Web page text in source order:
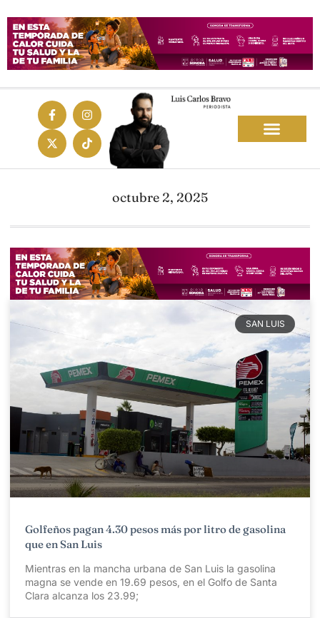
octubre 2, 2025
SAN LUIS
Golfeños pagan 4.30 pesos más por litro de gasolina
que en San Luis
Mientras en la mancha urbana de San Luis la gasolina
magna se vende en 19.69 pesos, en el Golfo de Santa
Clara alcanza los 23.99;